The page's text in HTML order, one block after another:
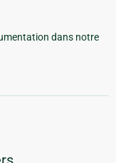
dans notre